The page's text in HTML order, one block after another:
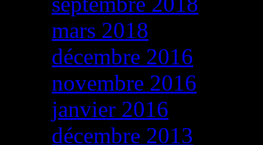
mars 2018
décembre 2016
novembre 2016
janvier 2016
décembre 2013